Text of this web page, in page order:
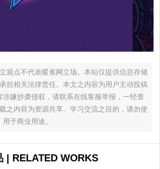
观点不代表暖雀网立场。本站仅提供信息存储
担相关法律责任。本文之内容为用户主动投稿
嫌抄袭侵权，请联系在线客服举报，一经查
之内容为资源共享、学习交流之目的，请勿使
用于商业用途。
| RELATED WORKS